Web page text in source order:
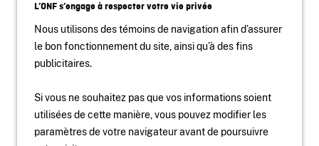
Accessibilité
L’ONF s’engage à respecter votre vie privée
Nous utilisons des témoins de navigation afin d’assurer
le bon fonctionnement du site, ainsi qu’à des fins
publicitaires.
Si vous ne souhaitez pas que vos informations soient
utilisées de cette manière, vous pouvez modifier les
paramètres de votre navigateur avant de poursuivre